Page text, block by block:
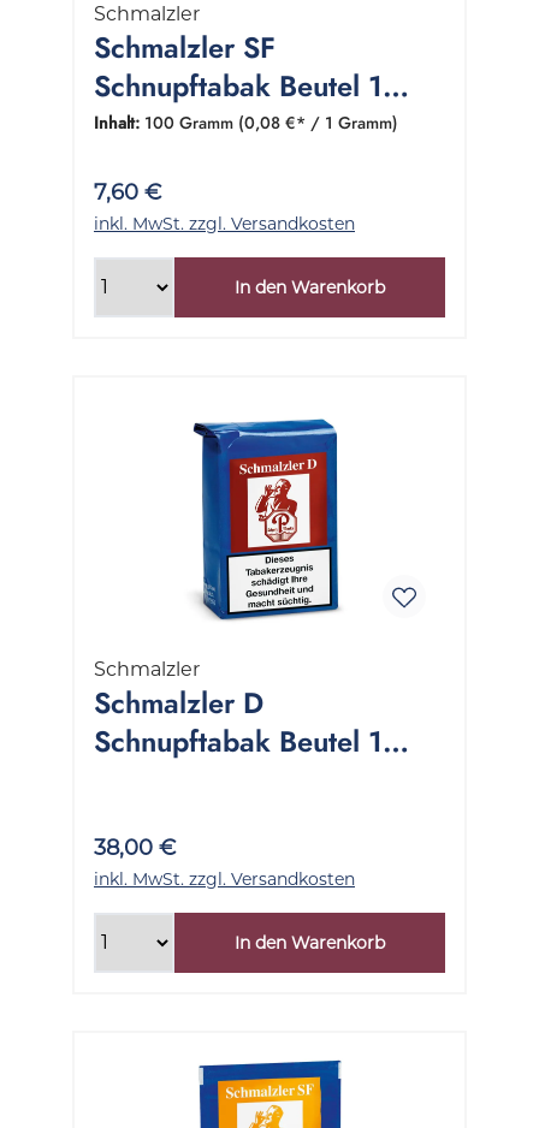
Schmalzler
Schmalzler SF
Schnupftabak Beutel 1
Packung 100 Gramm
Inhalt: 100 Gramm (0,08 €* / 1 Gramm)
7,60 €
inkl. MwSt. zzgl. Versandkosten
In den Warenkorb
Schmalzler
Schmalzler D
Schnupftabak Beutel 1
38,00 €
inkl. MwSt. zzgl. Versandkosten
In den Warenkorb